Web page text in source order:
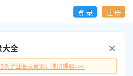
登 录 注 册
大全
条企业名录资源，注册提取>>>